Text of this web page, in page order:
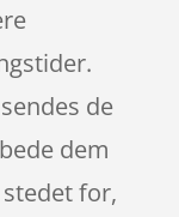
de
dem
for,